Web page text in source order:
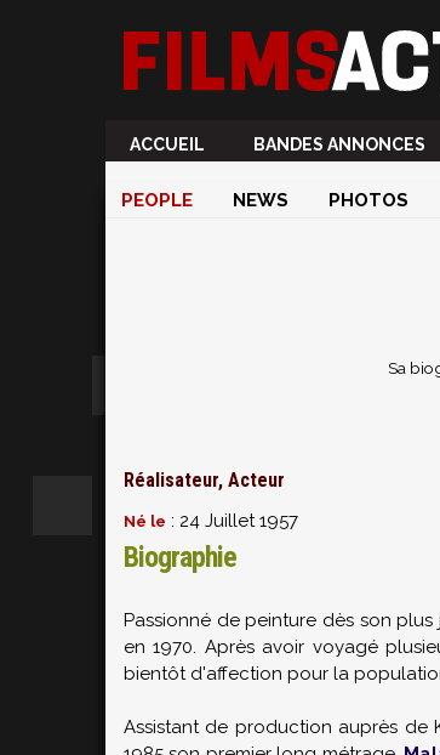
ACCUEIL BANDES ANNONCES
PEOPLE NEWS PHOTOS
Sa
Réalisateur, Acteur
Né le : 24 Juillet 1957
Biographie
Passionné de peinture dès son plus
en 1970. Après avoir voyagé
bientôt d'affection pour la
Assistant de production auprès de